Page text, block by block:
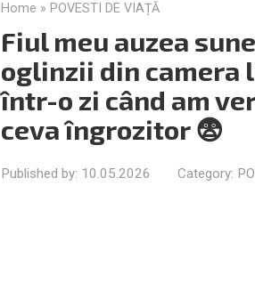
Home » POVESTI DE VIAȚĂ
Fiul meu auzea
oglinzii din camera
într-o zi când am
ceva îngrozitor 😨
Published by: 10.05.2026 Category: